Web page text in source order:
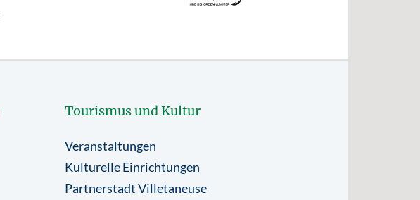
Tourismus und Kultur
Veranstaltungen
Kulturelle Einrichtungen
Partnerstadt Villetaneuse